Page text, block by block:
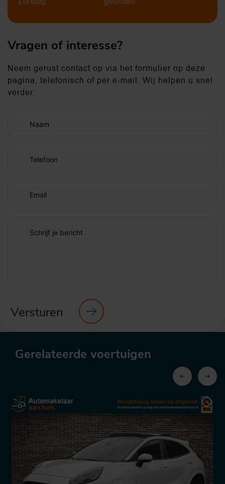
Vragen of interesse?
Neem gerust contact op via het formulier op deze
pagina, telefonisch of per e-mail. Wij helpen u snel
verder.
Naam
Telefoon
Email
Schrijf je bericht
Versturen
Gerelateerde voertuigen